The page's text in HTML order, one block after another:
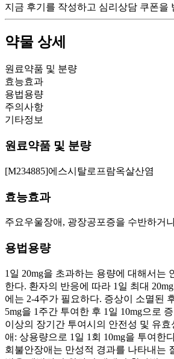
지금 후기를 작성하고 심리상담 쿠폰을
약물 상세
원료약품 및 분량
효능효과
용법용량
주의사항
기타정보
원료약품 및 분량
[M234885]에스시탈로프람옥살산염
효능효과
주요우울장애, 광장공포증을 수반하거
용법용량
1일 20mg을 초과하는 용량에 대해서는
한다. 환자의 반응에 따라 1일 최대
에는 2-4주가 필요하다. 증상이 소멸된
5mg을 1주간 투여한 후 1일 10mg으로
이상의 장기간 투여시의 안전성 및 유
애: 상용량으로 1일 1회 10mg을 투여한
회불안장애는 만성적 경과를 나타내는